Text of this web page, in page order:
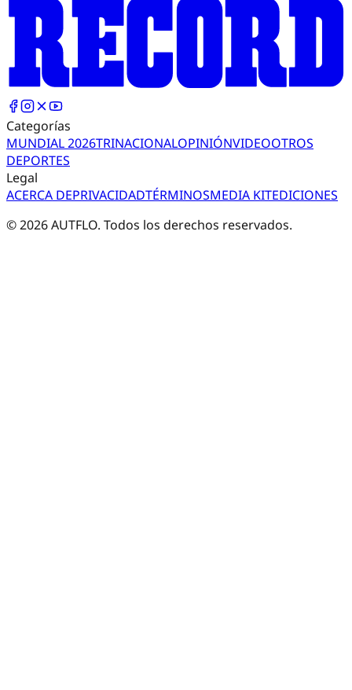
Categorías
MUNDIAL 2026TRINACIONALOPINIÓNVIDEOOTROS
DEPORTES
Legal
ACERCA DEPRIVACIDADTÉRMINOSMEDIA KITEDICIONES
©2026AUTFLO. Todos los derechos reservados.